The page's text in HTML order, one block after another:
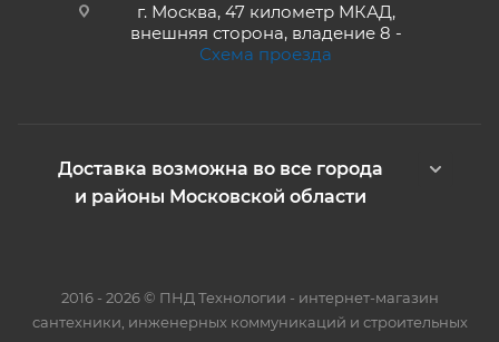
г. Москва, 47 километр МКАД,
внешняя сторона, владение 8 -
Схема проезда
Доставка возможна во все города
и районы Московской области
2016 - 2026 © ПНД Технологии - интернет-магазин
сантехники, инженерных коммуникаций и строительных